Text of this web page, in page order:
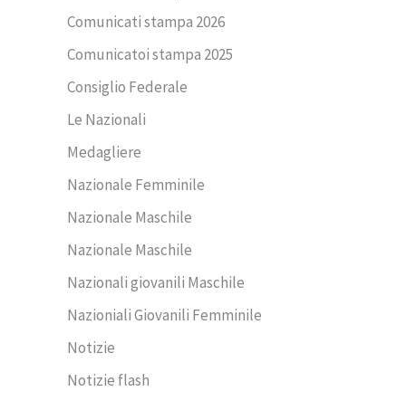
Comunicati stampa 2026
Comunicatoi stampa 2025
Consiglio Federale
Le Nazionali
Medagliere
Nazionale Femminile
Nazionale Maschile
Nazionale Maschile
Nazionali giovanili Maschile
Nazioniali Giovanili Femminile
Notizie
Notizie flash